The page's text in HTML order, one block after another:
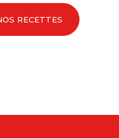
RECETTES